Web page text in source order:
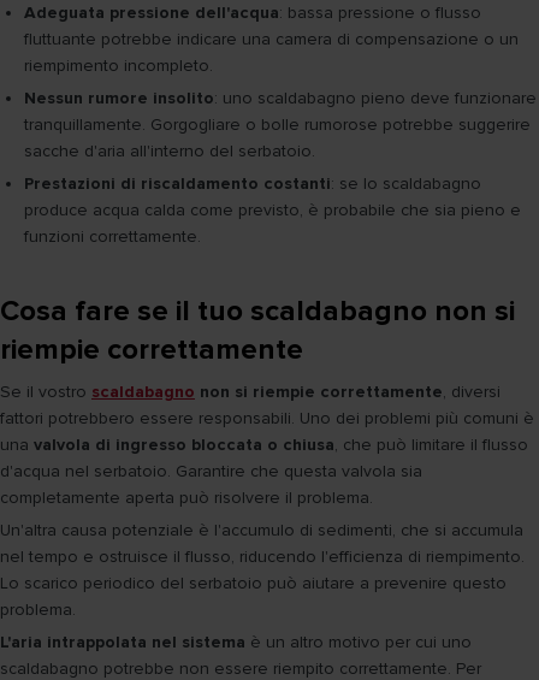
Adeguata pressione dell'acqua: bassa pressione o flusso
fluttuante potrebbe indicare una camera di compensazione o un
riempimento incompleto.
Nessun rumore insolito: uno scaldabagno pieno deve funzionare
tranquillamente. Gorgogliare o bolle rumorose potrebbe suggerire
sacche d'aria all'interno del serbatoio.
Prestazioni di riscaldamento costanti: se lo scaldabagno
produce acqua calda come previsto, è probabile che sia pieno e
funzioni correttamente.
Cosa fare se il tuo scaldabagno non si
riempie correttamente
Se il vostro scaldabagno non si riempie correttamente, diversi
fattori potrebbero essere responsabili. Uno dei problemi più comuni è
una valvola di ingresso bloccata o chiusa, che può limitare il flusso
d'acqua nel serbatoio. Garantire che questa valvola sia
completamente aperta può risolvere il problema.
Un'altra causa potenziale è l'accumulo di sedimenti, che si accumula
nel tempo e ostruisce il flusso, riducendo l'efficienza di riempimento.
Lo scarico periodico del serbatoio può aiutare a prevenire questo
problema.
L'aria intrappolata nel sistema è un altro motivo per cui uno
scaldabagno potrebbe non essere riempito correttamente. Per